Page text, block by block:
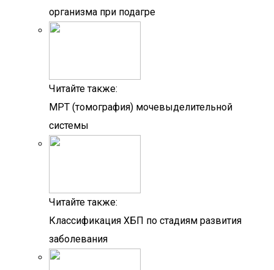
организма при подагре
Читайте также:
МРТ (томография) мочевыделительной
системы
Читайте также:
Классификация ХБП по стадиям развития
заболевания